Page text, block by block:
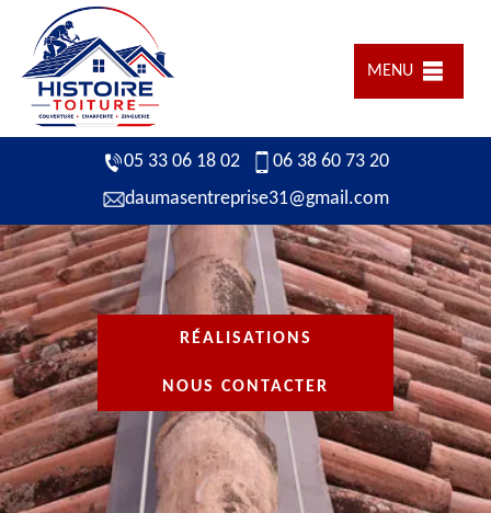
MENU
05 33 06 18 02
06 38 60 73 20
daumasentreprise31@gmail.com
RÉALISATIONS
NOUS CONTACTER